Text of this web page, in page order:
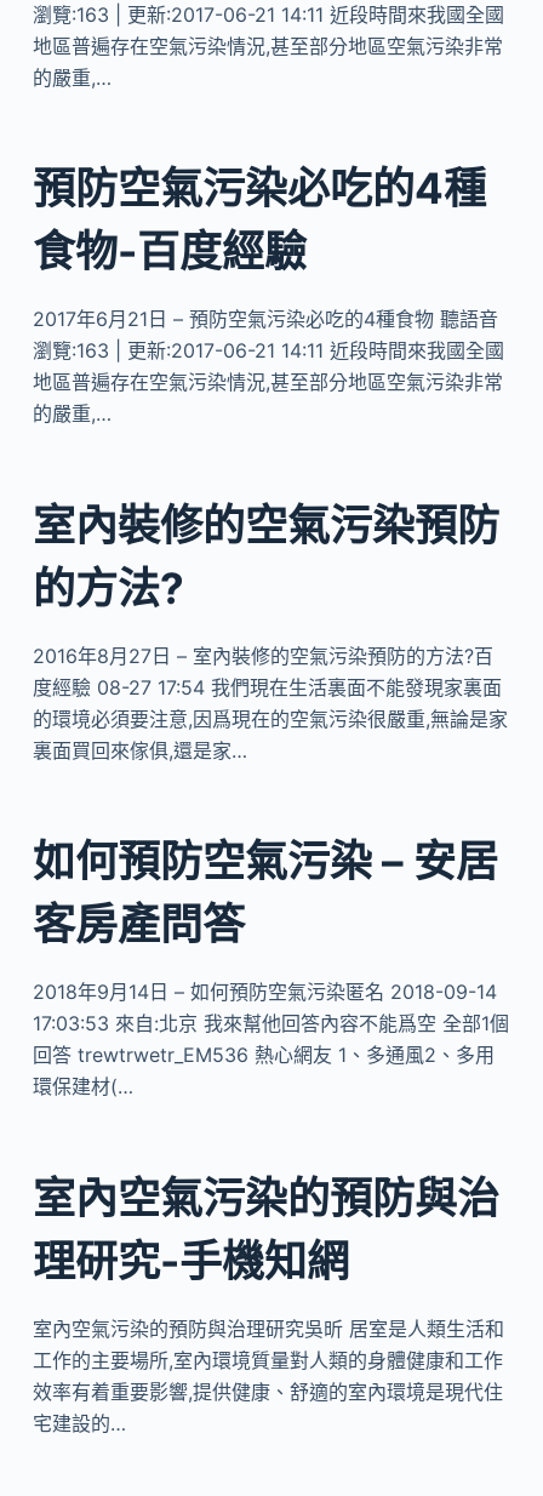
瀏覽:163 | 更新:2017-06-21 14:11 近段時間來我國全國
地區普遍存在空氣污染情況,甚至部分地區空氣污染非常
的嚴重,…
預防空氣污染必吃的4種
食物-百度經驗
2017年6月21日 – 預防空氣污染必吃的4種食物 聽語音
瀏覽:163 | 更新:2017-06-21 14:11 近段時間來我國全國
地區普遍存在空氣污染情況,甚至部分地區空氣污染非常
的嚴重,…
室內裝修的空氣污染預防
的方法?
2016年8月27日 – 室內裝修的空氣污染預防的方法?百
度經驗 08-27 17:54 我們現在生活裏面不能發現家裏面
的環境必須要注意,因爲現在的空氣污染很嚴重,無論是家
裏面買回來傢俱,還是家…
如何預防空氣污染 – 安居
客房產問答
2018年9月14日 – 如何預防空氣污染匿名 2018-09-14
17:03:53 來自:北京 我來幫他回答內容不能爲空 全部1個
回答 trewtrwetr_EM536 熱心網友 1、多通風2、多用
環保建材(…
室內空氣污染的預防與治
理研究-手機知網
室內空氣污染的預防與治理研究吳昕 居室是人類生活和
工作的主要場所,室內環境質量對人類的身體健康和工作
效率有着重要影響,提供健康、舒適的室內環境是現代住
宅建設的…